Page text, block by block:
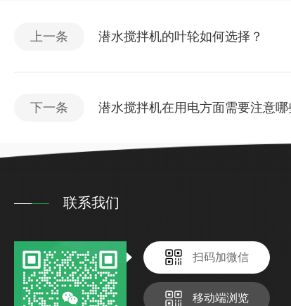
上一条 潜水搅拌机的叶轮如何选择？
下一条 潜水搅拌机在用电方面需要注意哪
联系我们
扫码加微信
移动端浏览